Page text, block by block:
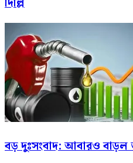
দিল্লি
বড় দুঃসংবাদ: আবারও বাড়ল